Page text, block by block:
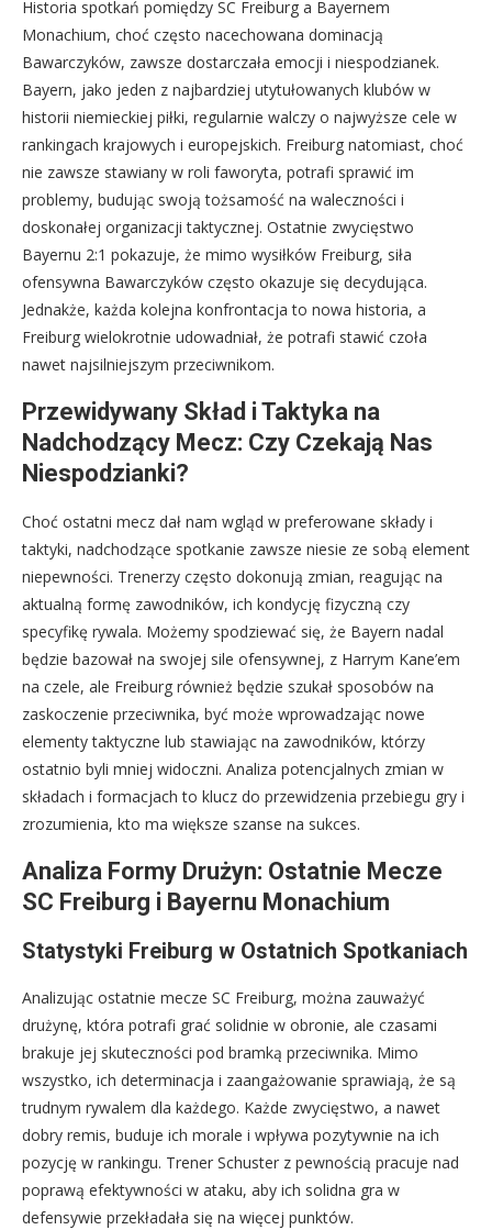
Historia spotkań pomiędzy SC Freiburg a Bayernem
Monachium, choć często nacechowana dominacją
Bawarczyków, zawsze dostarczała emocji i niespodzianek.
Bayern, jako jeden z najbardziej utytułowanych klubów w
historii niemieckiej piłki, regularnie walczy o najwyższe cele w
rankingach krajowych i europejskich. Freiburg natomiast, choć
nie zawsze stawiany w roli faworyta, potrafi sprawić im
problemy, budując swoją tożsamość na waleczności i
doskonałej organizacji taktycznej. Ostatnie zwycięstwo
Bayernu 2:1 pokazuje, że mimo wysiłków Freiburg, siła
ofensywna Bawarczyków często okazuje się decydująca.
Jednakże, każda kolejna konfrontacja to nowa historia, a
Freiburg wielokrotnie udowadniał, że potrafi stawić czoła
nawet najsilniejszym przeciwnikom.
Przewidywany Skład i Taktyka na
Nadchodzący Mecz: Czy Czekają Nas
Niespodzianki?
Choć ostatni mecz dał nam wgląd w preferowane składy i
taktyki, nadchodzące spotkanie zawsze niesie ze sobą element
niepewności. Trenerzy często dokonują zmian, reagując na
aktualną formę zawodników, ich kondycję fizyczną czy
specyfikę rywala. Możemy spodziewać się, że Bayern nadal
będzie bazował na swojej sile ofensywnej, z Harrym Kane’em
na czele, ale Freiburg również będzie szukał sposobów na
zaskoczenie przeciwnika, być może wprowadzając nowe
elementy taktyczne lub stawiając na zawodników, którzy
ostatnio byli mniej widoczni. Analiza potencjalnych zmian w
składach i formacjach to klucz do przewidzenia przebiegu gry i
zrozumienia, kto ma większe szanse na sukces.
Analiza Formy Drużyn: Ostatnie Mecze
SC Freiburg i Bayernu Monachium
Statystyki Freiburg w Ostatnich Spotkaniach
Analizując ostatnie mecze SC Freiburg, można zauważyć
drużynę, która potrafi grać solidnie w obronie, ale czasami
brakuje jej skuteczności pod bramką przeciwnika. Mimo
wszystko, ich determinacja i zaangażowanie sprawiają, że są
trudnym rywalem dla każdego. Każde zwycięstwo, a nawet
dobry remis, buduje ich morale i wpływa pozytywnie na ich
pozycję w rankingu. Trener Schuster z pewnością pracuje nad
poprawą efektywności w ataku, aby ich solidna gra w
defensywie przekładała się na więcej punktów.